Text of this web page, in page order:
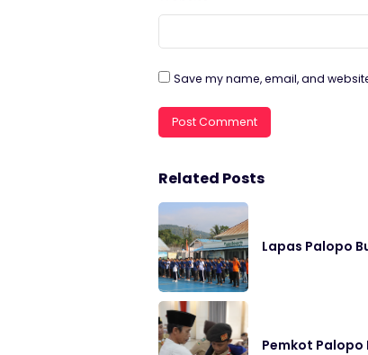
Save my name, email, and
Related Posts
Lapas Palopo
Pemkot Palopo